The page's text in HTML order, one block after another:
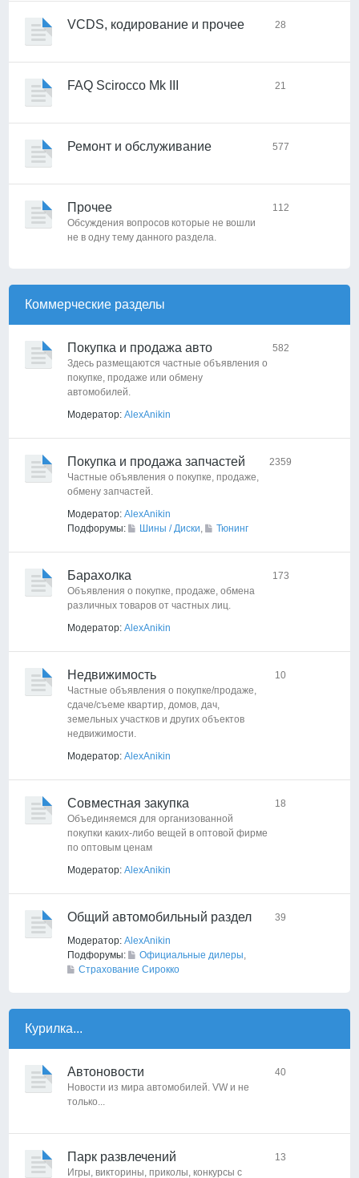
VCDS, кодирование и прочее 28
FAQ Scirocco Mk III 21
Ремонт и обслуживание 577
Прочее
Обсуждения вопросов которые не вошли
не в одну тему данного раздела.
112
Коммерческие разделы
Покупка и продажа авто
Здесь размещаются частные объявления о
покупке, продаже или обмену
автомобилей.
Модератор: AlexAnikin
582
Покупка и продажа запчастей
Частные объявления о покупке, продаже,
обмену запчастей.
Модератор: AlexAnikin
Подфорумы:
Шины / Диски, Тюнинг
2359
Барахолка
Объявления о покупке, продаже, обмена
различных товаров от частных лиц.
Модератор: AlexAnikin
173
Недвижимость
Частные объявления о покупке/продаже,
сдаче/съеме квартир, домов, дач,
земельных участков и других объектов
недвижимости.
Модератор: AlexAnikin
10
Совместная закупка
Объединяемся для организованной
покупки каких-либо вещей в оптовой фирме
по оптовым ценам
Модератор: AlexAnikin
18
Общий автомобильный раздел
Модератор: AlexAnikin
Подфорумы:
Официальные дилеры,
Страхование Сирокко
39
Курилка...
Автоновости
Новости из мира автомобилей. VW и не
только...
40
Парк развлечений
Игры, викторины, приколы, конкурсы с
13